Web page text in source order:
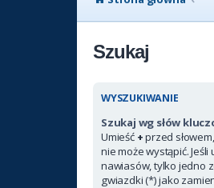
Szukaj
WYSZUKIWANIE
Szukaj wg słów
Umieść +przed
nie może wystąpić.
nawiasów, tylko jedno
gwiazdki (*) jako